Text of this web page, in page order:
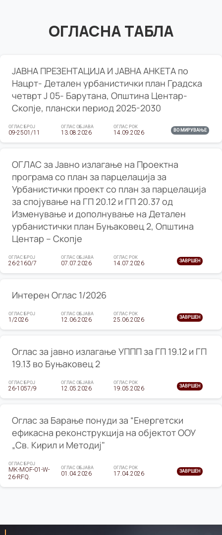
ОГЛАСНА ТАБЛА
ЈАВНА ПРЕЗЕНТАЦИЈА И ЈАВНА АНКЕТА по
Нацрт- Детален урбанистички план Градска
четврт Ј 05- Барутана, Општина Центар-
Скопје, плански период 2025-2030
ОГЛАС БРОЈ
09-2501/11
ОГЛАС ОБЈАВА
13.08.2026
ОГЛАС РОК
14.09.2026 ВО МИРУВАЊЕ
ОГЛАС за Јавно излагање на Проектна
програма со план за парцелација за
Урбанистички проект со план за парцелација
за спојување на ГП 20.12 и ГП 20.37 од
Изменување и дополнување на Детален
урбанистички план Буњаковец 2, Општина
Центар – Скопје
ОГЛАС БРОЈ
26-2160/7
ОГЛАС ОБЈАВА
07.07.2026
ОГЛАС РОК
14.07.2026 ЗАВРШЕН
Интерен Оглас 1/2026
ОГЛАС БРОЈ
1/2026
ОГЛАС ОБЈАВА
12.06.2026
ОГЛАС РОК
25.06.2026 ЗАВРШЕН
Оглас за јавно излагање УППП за ГП 19.12 и ГП
19.13 во Буњаковец 2
ОГЛАС БРОЈ
26-1057/9
ОГЛАС ОБЈАВА
12.05.2026
ОГЛАС РОК
19.05.2026 ЗАВРШЕН
Оглас за Барање понуди за “Енергетски
ефикасна реконструкција на објектот ООУ
„Св. Кирил и Методиј"
ОГЛАС БРОЈ
MK-MOF-01-W-
26-RFQ.
ОГЛАС ОБЈАВА
01.04.2026
ОГЛАС РОК
17.04.2026 ЗАВРШЕН